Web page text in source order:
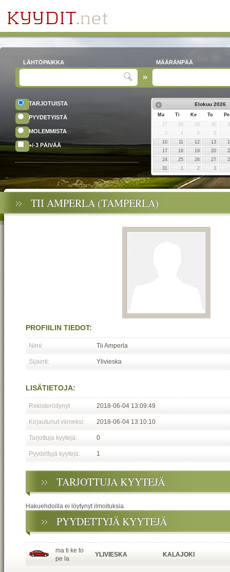
LÄHTÖPAIKKA MÄÄRÄNPÄÄ
TARJOTUISTA
PYYDETYISTÄ
MOLEMMISTA
+/-3 PÄIVÄÄ
Elokuu 2026
Ma Ti Ke To
Pe
27
28 29 30
3
4 5
6
10
11 12 13
17
18 19 20
24
25 26 27
31
1 2 3
TII AMPERLA (TAMPERLA)
PROFIILIN TIEDOT:
Nimi: Tii Amperla
Sijainti: Ylivieska
LISÄTIETOJA:
Rekisteröitynyt 2018-06-04 13:09:49
Kirjautunut viimeksi: 2018-06-04 13:10:10
Tarjottuja kyytejä: 0
Pyydettyjä kyytejä: 1
TARJOTTUJA KYYTEJÄ
Hakuehdoilla ei löytynyt ilmoituksia.
PYYDETTYJÄ KYYTEJÄ
ma ti ke to
pe la
YLIVIESKA KALAJOKI